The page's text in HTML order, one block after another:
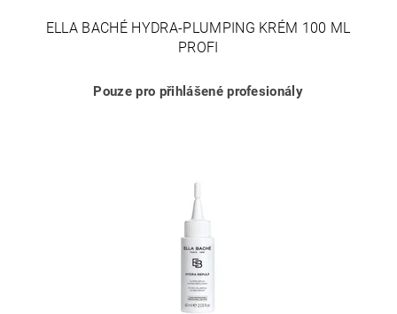
ELLA BACHÉ HYDRA-PLUMPING KRÉM 100 ML
PROFI
Pouze pro přihlášené profesionály